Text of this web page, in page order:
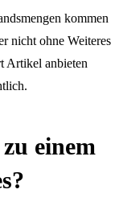
kommen
nicht ohne Weiteres
Artikel anbieten
einem